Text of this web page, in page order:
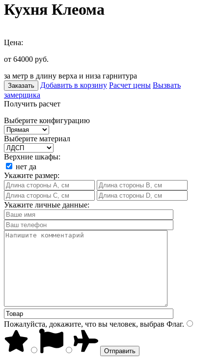
Кухня Клеома
Цена:
от 64000 руб.
за метр в длину верха и низа гарнитура
Заказать Добавить в корзину Расчет цены Вызвать
замерщика
Получить расчет
Выберите конфигурацию
Выберите материал
Верхние шкафы:
нет да
Укажите размер:
Укажите личные данные:
Пожалуйста, докажите, что вы человек, выбрав Флаг.